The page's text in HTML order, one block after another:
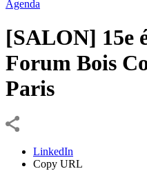
Agenda
[SALON] 15e
Forum Bois
Paris
LinkedIn
Copy URL